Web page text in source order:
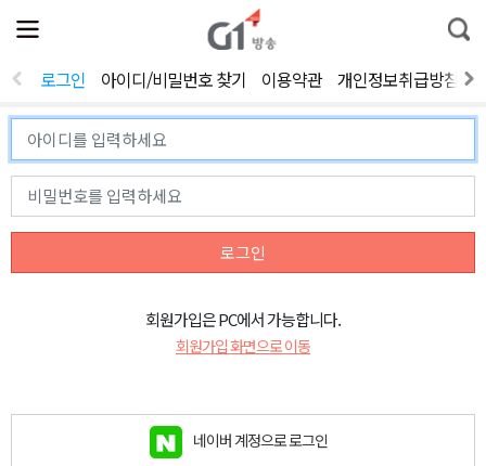
전
체
뉴
열
통
합
색
로그인 아이디/비밀번호 찾기 이용약관 개인정보취급방침
로그인
회원가입은 PC에서 가능합니다.
회원가입 화면으로 이동
네이버 계정으로 로그인